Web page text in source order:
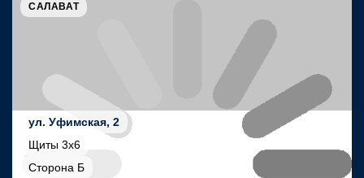
САЛАВАТ
ул. Уфимская, 2
Щиты 3х6
Сторона Б